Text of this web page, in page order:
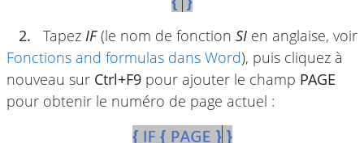
2. Tapez IF(le nom de fonction SI en anglaise, voir
Fonctions and formulas dans Word), puis cliquez à
nouveau sur Ctrl+F9 pour ajouter le champ PAGE
pour obtenir le numéro de page actuel :